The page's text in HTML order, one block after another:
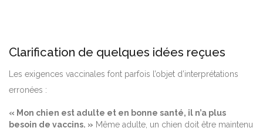
Clarification de quelques idées reçues
Les exigences vaccinales font parfois l’objet d’interprétations
erronées :
« Mon chien est adulte et en bonne santé, il n’a plus
besoin de vaccins. » Même adulte, un chien doit être maintenu